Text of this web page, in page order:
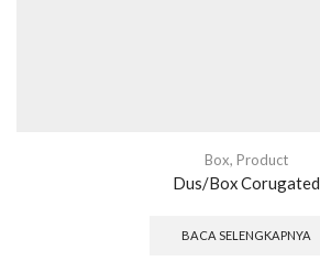
Box, Product
Dus/Box Corugated
BACA SELENGKAPNYA